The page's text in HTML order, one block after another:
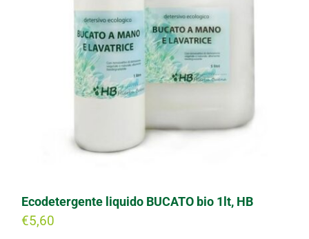
Ecodetergente liquido BUCATO bio 1lt, HB
€5,60